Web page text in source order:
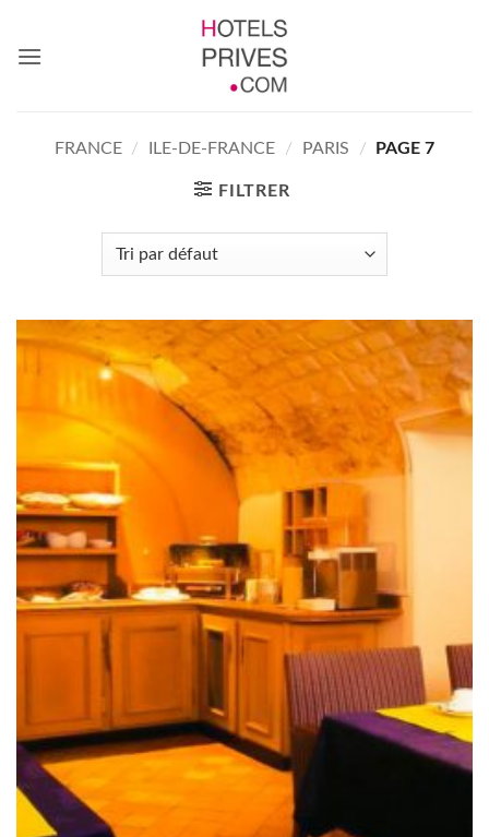
contenu
FRANCE / ILE-DE-FRANCE / PARIS / PAGE 7
FILTRER